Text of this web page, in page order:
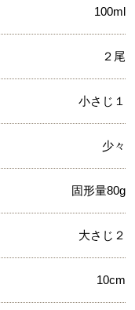
100ml
２尾
小さじ１
少々
固形量80g
大さじ２
10cm